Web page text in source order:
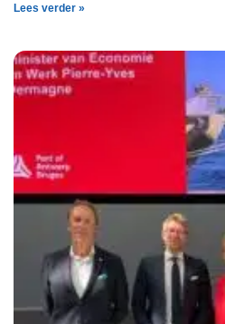
Lees verder »